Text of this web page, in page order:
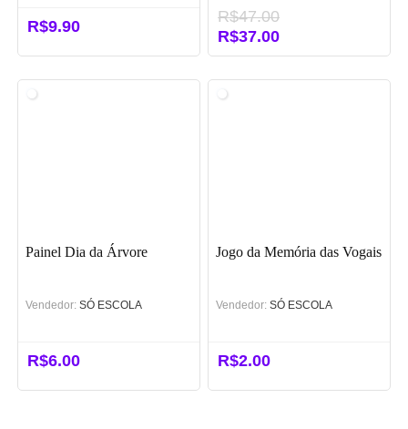
R$9.90
R$47.00
O
preço
R$37.00O
preço
Painel Dia da Árvore
Vendedor: SÓ ESCOLA
R$6.00
Jogo da Memória das Vogais
Vendedor: SÓ ESCOLA
R$2.00